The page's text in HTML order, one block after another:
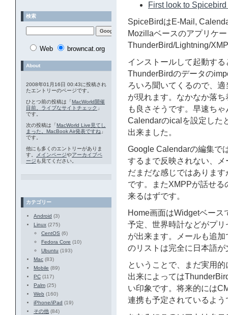
First look to
SpiceBirdはE-Mail,
Mozillaベースのアプリケ
ThunderBird/Lightning/
インストールして起動す
ThunderBirdのデータの
ろいろ聞いてくるので、
が現れます。なかなか落
も良さそうです。早速ち
Calendarのicalを設定した
出来ました。
Google Calendarの編集で
するまで反映されない、
だまだな感じではありま
です。またXMPPが話せる
来るはずです。
Home画面はWidgetベー
予定、世界時計などがプ
が出来ます。メールも追
のリストは完全に日本語
ということで、まだ実用
出来によっては
い印象です。将来的には
連携も予定されているよ
検索
Web browncat.org
About
2008年01月16日 00:43に投稿され
たエントリーのページです。
ひとつ前の投稿は「MacWorld開催
目前。ライブなサイトチェック 」
です。
次の投稿は「MacWorld Live見てし
まった。MacBook Air発表ですね 」
です。
他にも多くのエントリーがありま
す。
メインページやアーカイブペ
ージ も見てください。
カテゴリー
Android (3)
Linux (275)
CentOS (6)
Fedora Core (10)
Ubuntu (193)
Mac (83)
Mobile (89)
PC (117)
Palm (25)
Web (160)
iPhone/iPad (19)
その他 (84)